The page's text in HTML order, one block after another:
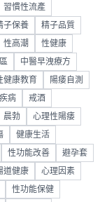
習慣性流產
子保養 精子品質
性高潮 性健康
中醫早洩療方
健康教育 陽痿自測
病 戒酒
晨勃 心理性陽痿
健康生活
性功能改善 避孕套
道健康 心理因素
性功能保健